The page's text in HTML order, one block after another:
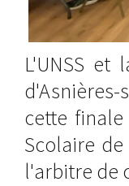
L'UNSS et
d'Asnières-
cette
Scolaire
l'arbitre de